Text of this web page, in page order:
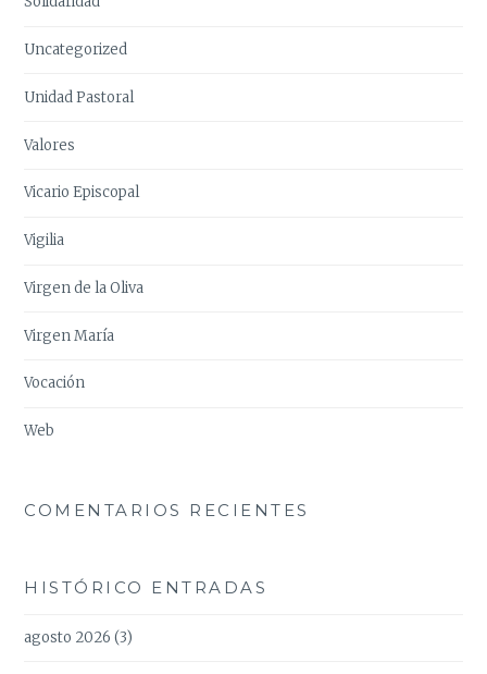
Uncategorized
Unidad Pastoral
Valores
Vicario Episcopal
Vigilia
Virgen de la Oliva
Virgen María
Vocación
Web
COMENTARIOS RECIENTES
HISTÓRICO ENTRADAS
agosto 2026 (3)